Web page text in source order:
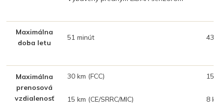
Maximálna
doba letu
51 minút 43
Maximálna
prenosová
vzdialenosť
30 km (FCC)
15 km (CE/SRRC/MIC)
15
8